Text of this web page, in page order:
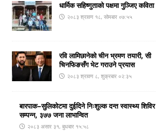
धार्मिक सहिष्णुताको पक्षमा गुञ्जिए कविता
२०८३ श्रावण १८, सोमबार ०७:५५
रवि लामिछानेको चीन भ्रमण तयारी, सी
चिनफिङसँग भेट गराउने प्रयास
२०८३ श्रावण ८, शुक्रबार ०२:३५
बारपाक–सुलिकोटमा दुईदिने निःशुल्क दन्त स्वास्थ्य शिविर
सम्पन्न, ३७७ जना लाभान्वित
२०८३ असार ३१, बुधबार १५:५८